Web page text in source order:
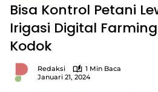
Bisa Kontrol Petani
Irigasi Digital
Kodok
Redaksi
1 Min Baca
Januari 21, 2024